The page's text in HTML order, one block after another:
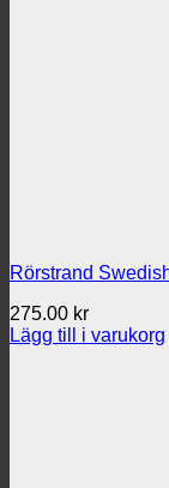
Rörstrand
275.00 kr
Lägg till i varukorg